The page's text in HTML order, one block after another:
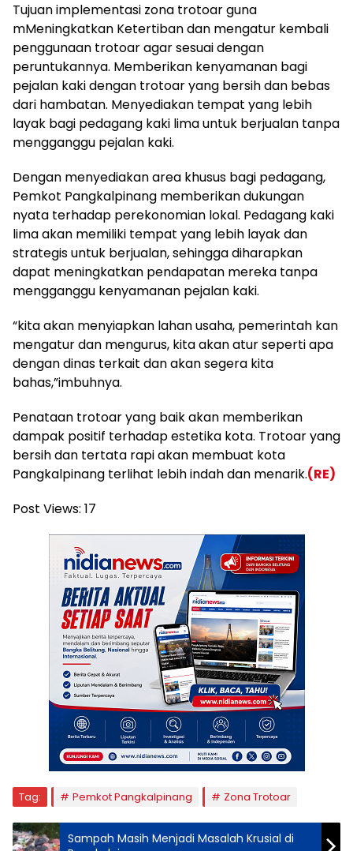
Tujuan implementasi zona trotoar guna
mMeningkatkan Ketertiban dan mengatur kembali
penggunaan trotoar agar sesuai dengan
peruntukannya. Memberikan kenyamanan bagi
pejalan kaki dengan trotoar yang bersih dan bebas
dari hambatan. Menyediakan tempat yang lebih
layak bagi pedagang kaki lima untuk berjualan tanpa
mengganggu pejalan kaki.
Dengan menyediakan area khusus bagi pedagang,
Pemkot Pangkalpinang memberikan dukungan
nyata terhadap perekonomian lokal. Pedagang kaki
lima akan memiliki tempat yang lebih layak dan
strategis untuk berjualan, sehingga diharapkan
dapat meningkatkan pendapatan mereka tanpa
mengganggu kenyamanan pejalan kaki.
“kita akan menyiapkan lahan usaha, pemerintah kan
mengatur dan mengurus, kita akan atur seperti apa
dengan dinas terkait dan akan segera kita
bahas,”imbuhnya.
Penataan trotoar yang baik akan memberikan
dampak positif terhadap estetika kota. Trotoar yang
bersih dan tertata rapi akan membuat kota
Pangkalpinang terlihat lebih indah dan menarik.(RE)
Post Views: 17
Tag: Pemkot Pangkalpinang Zona Trotoar
Sampah Masih Menjadi Masalah Krusial di